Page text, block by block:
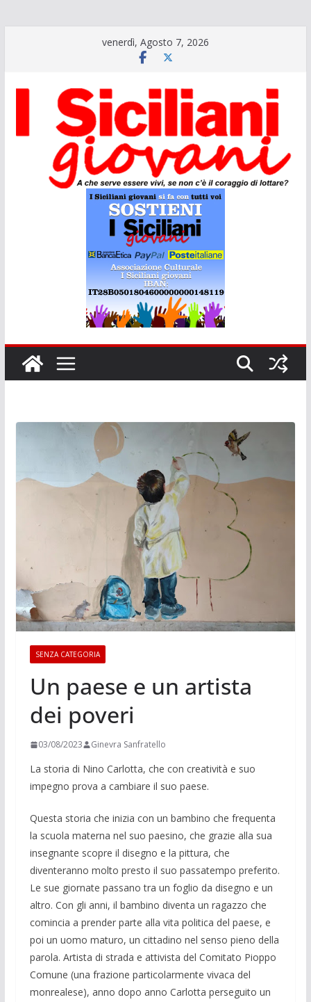
venerdì, Agosto 7, 2026
SENZA CATEGORIA
Un paese e un artista
dei poveri
03/08/2023 Ginevra Sanfratello
La storia di Nino Carlotta, che con creatività e suo
impegno prova a cambiare il suo paese.
Questa storia che inizia con un bambino che frequenta
la scuola materna nel suo paesino, che grazie alla sua
insegnante scopre il disegno e la pittura, che
diventeranno molto presto il suo passatempo preferito.
Le sue giornate passano tra un foglio da disegno e un
altro. Con gli anni, il bambino diventa un ragazzo che
comincia a prender parte alla vita politica del paese, e
poi un uomo maturo, un cittadino nel senso pieno della
parola. Artista di strada e attivista del Comitato Pioppo
Comune (una frazione particolarmente vivaca del
monrealese), anno dopo anno Carlotta perseguito un